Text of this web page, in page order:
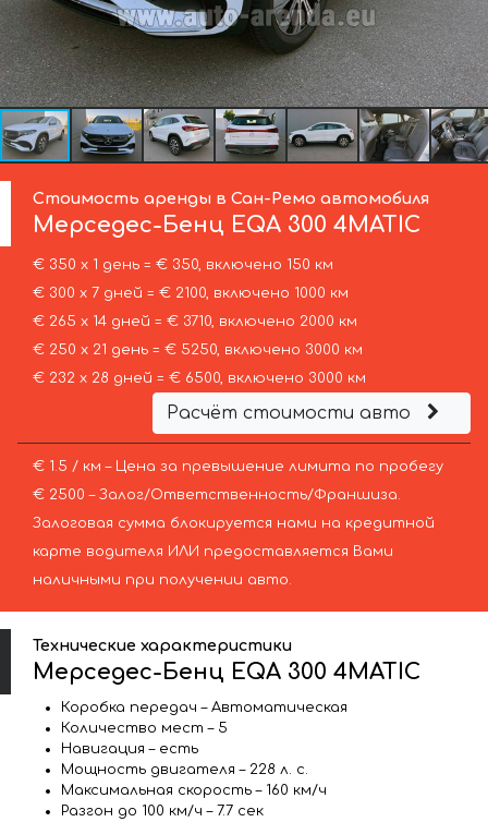
Стоимость аренды в Сан-Ремо автомобиля
Мерседес-Бенц EQA 300 4MATIC
€ 350 х 1 день = € 350, включено 150 км
€ 300 х 7 дней = € 2100, включено 1000 км
€ 265 х 14 дней = € 3710, включено 2000 км
€ 250 х 21 день = € 5250, включено 3000 км
€ 232 х 28 дней = € 6500, включено 3000 км
Расчёт стоимости авто
€ 1.5 / км – Цена за превышение лимита по пробегу
€ 2500 – Залог/Ответственность/Франшиза.
Залоговая сумма блокируется нами на кредитной
карте водителя ИЛИ предоставляется Вами
наличными при получении авто.
Технические характеристики
Мерседес-Бенц EQA 300 4MATIC
Коробка передач – Автоматическая
Количество мест – 5
Навигация – есть
Мощность двигателя – 228 л. с.
Максимальная скорость – 160 км/ч
Разгон до 100 км/ч – 7.7 сек